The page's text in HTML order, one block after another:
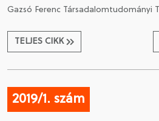
Gazsó Ferenc Társadalomtudományi
TELJES CIKK
2019/1. szám